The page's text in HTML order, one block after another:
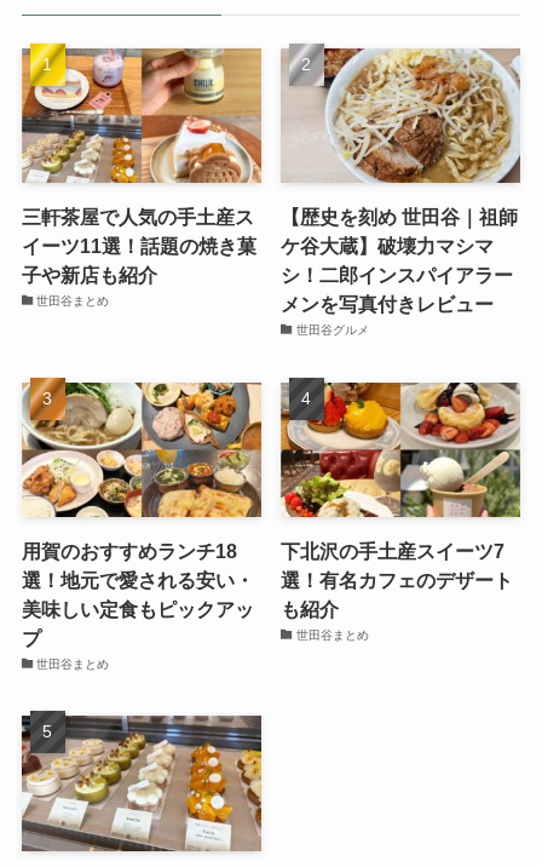
三軒茶屋で人気の手土産ス
イーツ11選！話題の焼き菓
子や新店も紹介
世田谷まとめ
【歴史を刻め 世田谷｜祖師
ケ谷大蔵】破壊力マシマ
シ！二郎インスパイアラー
メンを写真付きレビュー
世田谷グルメ
用賀のおすすめランチ18
選！地元で愛される安い・
美味しい定食もピックアッ
プ
世田谷まとめ
下北沢の手土産スイーツ7
選！有名カフェのデザート
も紹介
世田谷まとめ